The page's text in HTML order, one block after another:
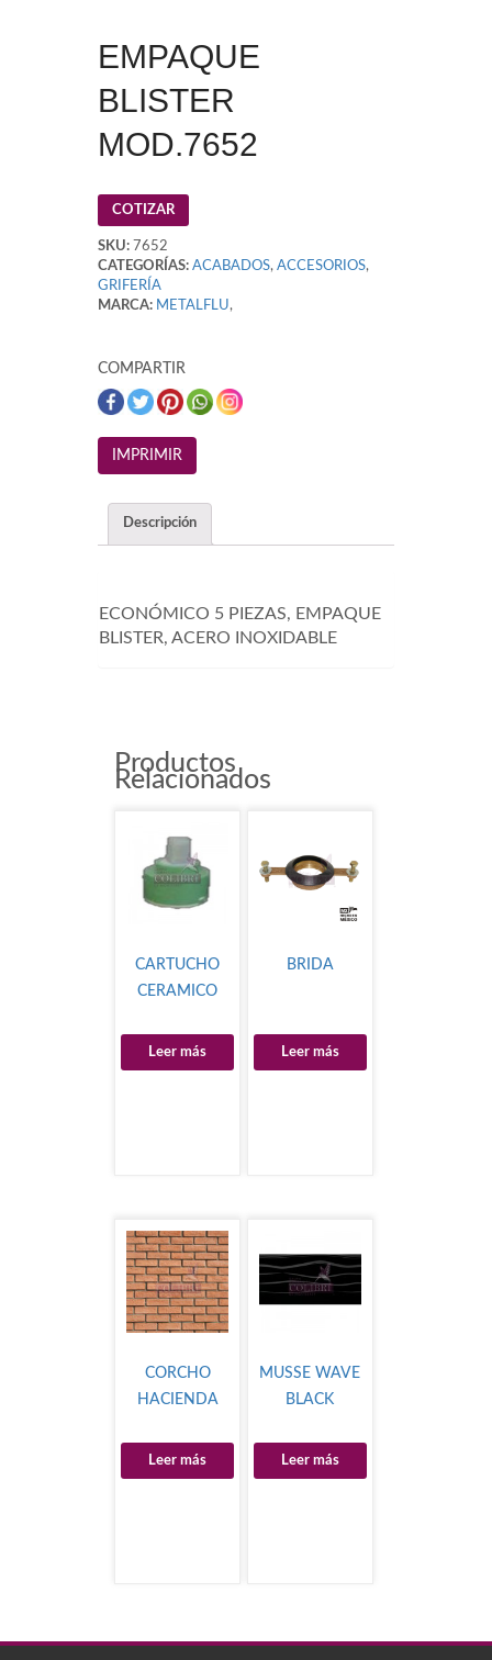
EMPAQUE
BLISTER
MOD.7652
COTIZAR
SKU: 7652
CATEGORÍAS: ACABADOS, ACCESORIOS,
GRIFERÍA
MARCA: METALFLU,
COMPARTIR
Descripción
ECONÓMICO 5 PIEZAS, EMPAQUE
BLISTER, ACERO INOXIDABLE
Productos
Relacionados
CARTUCHO
CERAMICO
Leer más
BRIDA
Leer más
CORCHO
HACIENDA
Leer más
MUSSE WAVE
BLACK
Leer más